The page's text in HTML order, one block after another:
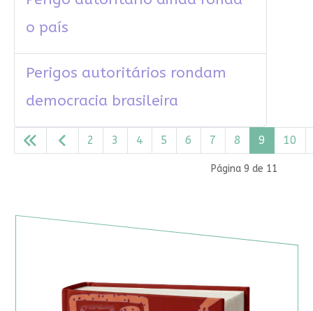
o país
Perigos autoritários rondam
democracia brasileira
Página 9 de 11
2 3 4 5 6 7 8 9 10